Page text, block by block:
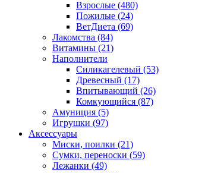
Взрослые (480)
Пожилые (24)
ВетДиета (69)
Лакомства (84)
Витамины (21)
Наполнители
Силикагелевый (53)
Древесный (17)
Впитывающий (26)
Комкующийся (87)
Амуниция (5)
Игрушки (97)
Аксессуары
Миски, поилки (21)
Сумки, переноски (59)
Лежанки (49)